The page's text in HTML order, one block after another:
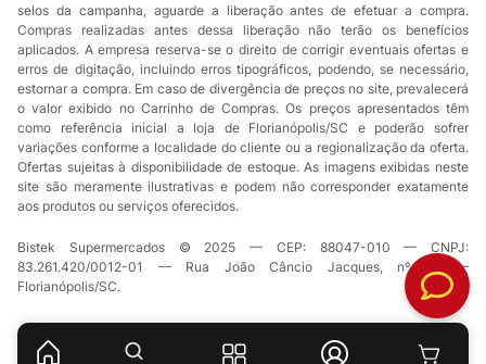
selos da campanha, aguarde a liberação antes de efetuar a compra.
Compras realizadas antes dessa liberação não terão os benefícios
aplicados. A empresa reserva-se o direito de corrigir eventuais ofertas e
erros de digitação, incluindo erros tipográficos, podendo, se necessário,
estornar a compra. Em caso de divergência de preços no site, prevalecerá
o valor exibido no Carrinho de Compras. Os preços apresentados têm
como referência inicial a loja de Florianópolis/SC e poderão sofrer
variações conforme a localidade do cliente ou a regionalização da oferta.
Ofertas sujeitas à disponibilidade de estoque. As imagens exibidas neste
site são meramente ilustrativas e podem não corresponder exatamente
aos produtos ou serviços oferecidos.
Bistek Supermercados © 2025 — CEP: 88047-010 — CNPJ:
83.261.420/0012-01 — Rua João Câncio Jacques, nº 49 —
Florianópolis/SC.